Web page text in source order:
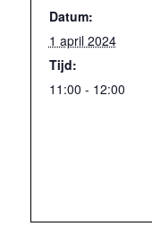
Datum:
1 april 2024
Tijd:
11:00 - 12:00